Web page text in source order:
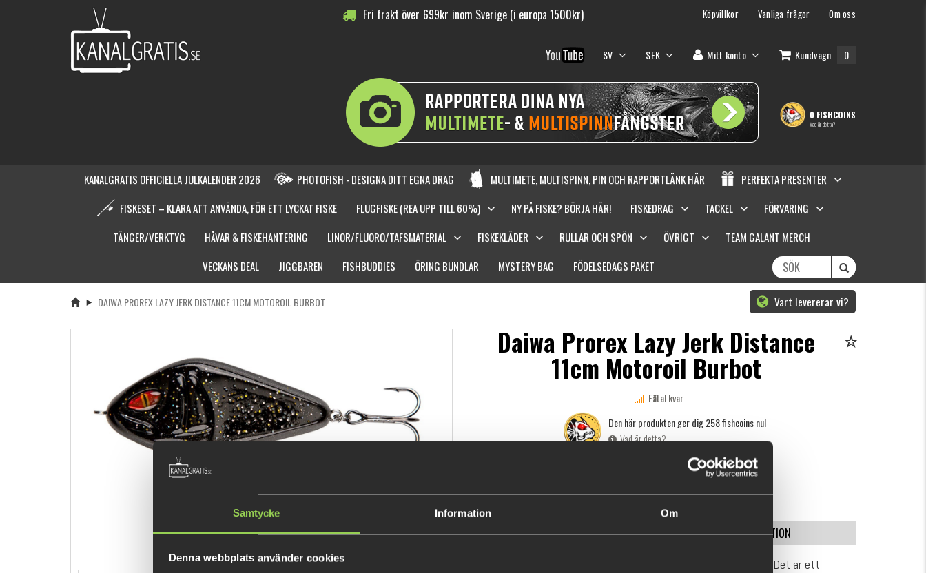
Samtycke Information Om
Denna webbplats använder cookies
Fri frakt över 699kr inom Sverige (i europa 1500kr) Köpvillkor Vanliga frågor Om oss
SV SEK Mitt konto Kundvagn 0
0 FISHCOINS
Vad är detta?
KANALGRATIS OFFICIELLA JULKALENDER 2026 PHOTOFISH - DESIGNA DITT EGNA DRAG MULTIMETE, MULTISPINN, PIN OCH RAPPORTLÄNK HÄR
PERFEKTA PRESENTER
FISKESET – KLARA ATT ANVÄNDA, FÖR ETT LYCKAT FISKE
FLUGFISKE (REA UPP TILL 60%) NY PÅ FISKE? BÖRJA HÄR! FISKEDRAG TACKEL
FÖRVARING
TÄNGER/VERKTYG
HÅVAR & FISKEHANTERING LINOR/FLUORO/TAFSMATERIAL FISKEKLÄDER RULLAR OCH SPÖN ÖVRIGT
TEAM GALANT MERCH
VECKANS DEAL
JIGGBAREN FISHBUDDIES ÖRING BUNDLAR MYSTERY BAG FÖDELSEDAGS PAKET
DAIWA PROREX LAZY JERK DISTANCE 11CM MOTOROIL BURBOT Vart levererar vi?
Daiwa Prorex Lazy Jerk Distance
11cm Motoroil Burbot
Fåtal kvar
Den här produkten ger dig 258 fishcoins nu!
Vad är detta?
129 kr KÖP
INFORMATION SPECIFIKATION
Daiwa PX Lazy Jerk Distance har en extremt bra kast förmåga. Det är ett